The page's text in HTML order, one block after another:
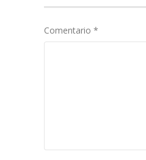
Comentario *